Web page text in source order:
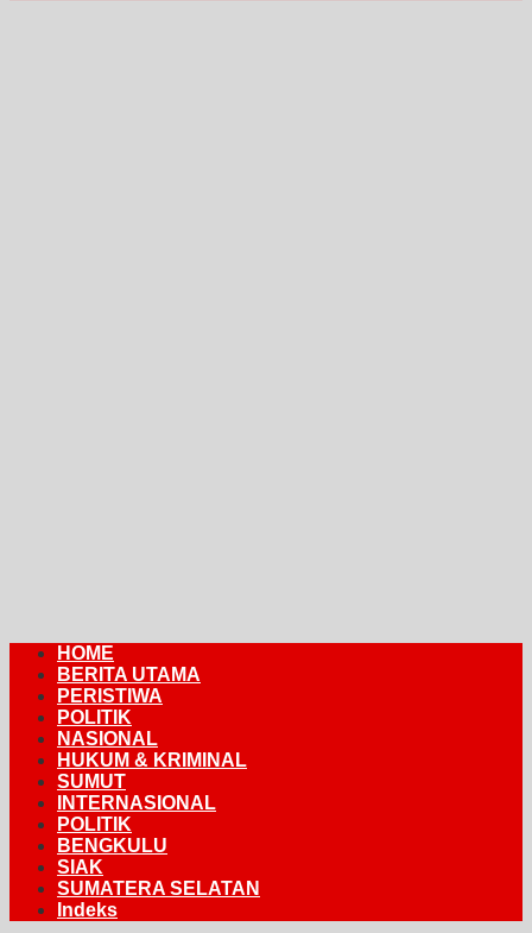
HOME
BERITA UTAMA
PERISTIWA
POLITIK
NASIONAL
HUKUM & KRIMINAL
SUMUT
INTERNASIONAL
POLITIK
BENGKULU
SIAK
SUMATERA SELATAN
Indeks